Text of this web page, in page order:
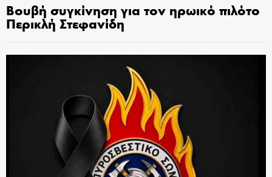
Βουβή συγκίνηση για τον ηρωικό πιλότο
Περικλή Στεφανίδη